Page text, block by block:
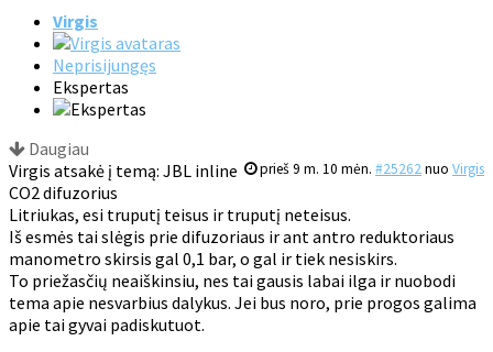
Virgis
Neprisijungęs
Ekspertas
Daugiau
prieš 9 m. 10 mėn. #25262nuo Virgis
Virgis atsakė į temą: JBL inline
CO2 difuzorius
Litriukas, esi truputį teisus ir truputį neteisus.
Iš esmės tai slėgis prie difuzoriaus ir ant antro reduktoriaus
manometro skirsis gal 0,1 bar, o gal ir tiek nesiskirs.
To priežasčių neaiškinsiu, nes tai gausis labai ilga ir nuobodi
tema apie nesvarbius dalykus. Jei bus noro, prie progos galima
apie tai gyvai padiskutuot.